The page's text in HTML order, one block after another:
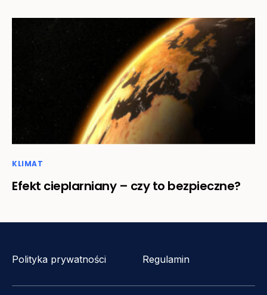
KLIMAT
Efekt cieplarniany – czy to bezpieczne?
Polityka prywatności Regulamin